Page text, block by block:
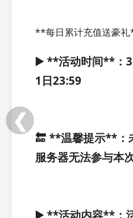
**每日累计充值送豪
▶️ **活动时间**：3
1日23:59
🔚 **温馨提示**：
服务器无法参与本
▶️ **活动内容**：
❮